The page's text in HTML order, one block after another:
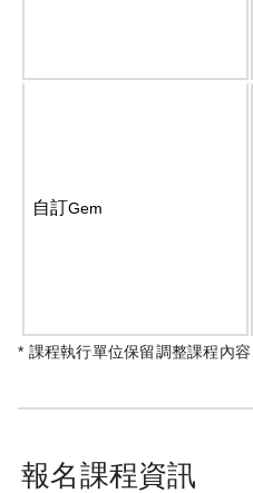
自訂Gem
* 課程執行單位保留調整課程內
報名課程資訊